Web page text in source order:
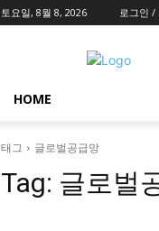
토요일, 8월 8, 2026 로그인 /
HOME
태그 글로벌공급망
Tag: 글로벌